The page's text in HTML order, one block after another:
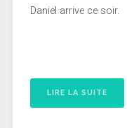
Daniel arrive ce soir.
LIRE LA SUITE